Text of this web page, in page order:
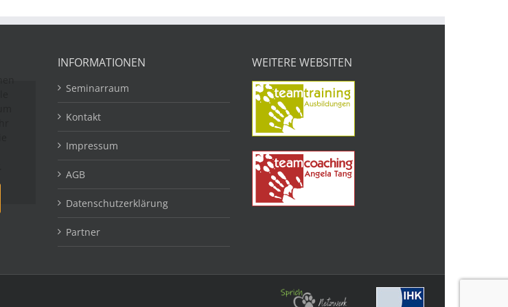
INFORMATIONEN
Seminarraum
Kontakt
Impressum
AGB
Datenschutzerklärung
Partner
WEITERE WEBSITEN